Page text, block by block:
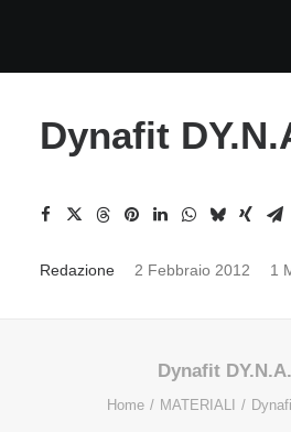
Dynafit
Redazione 2 Febbraio 2012 1
Dynafit
Home MATERIALI